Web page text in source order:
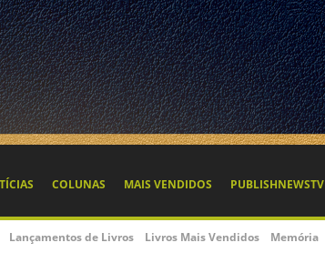
COLUNAS MAIS VENDIDOS PUBLISHNEWSTV
Lançamentos de Livros Livros Mais Vendidos Memória